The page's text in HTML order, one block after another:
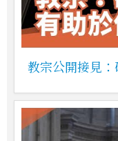
教宗公開接見